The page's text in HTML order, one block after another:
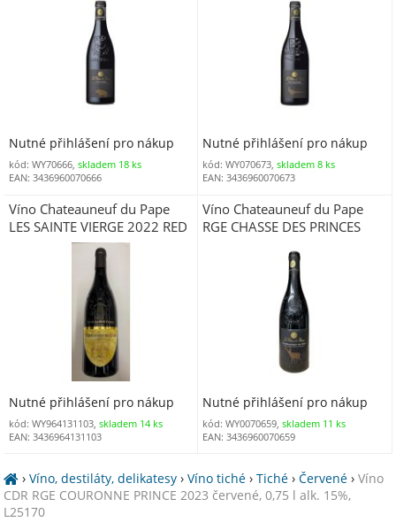
Nutné přihlášení pro nákup
kód: WY70666, skladem 18 ks
EAN: 3436960070666
Nutné přihlášení pro nákup
kód: WY070673,skladem 8 ks
EAN: 3436960070673
Víno Chateauneuf du Pape
LES SAINTE VIERGE 2022 RED
červené 0,75 l alk. 14,5%
Nutné přihlášení pro nákup
kód: WY964131103, skladem 14 ks
EAN: 3436964131103
Víno Chateauneuf du Pape
RGE CHASSE DES PRINCES
Nutné přihlášení pro nákup
kód: WY0070659,skladem 11 ks
EAN: 3436960070659
›Víno, destiláty, delikatesy ›Víno tiché ›Tiché ›Červené ›Víno
CDR RGE COURONNE PRINCE 2023 červené, 0,75 l alk. 15%,
L25170